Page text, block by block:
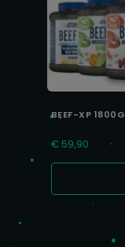
BEEF-XP
€59,90